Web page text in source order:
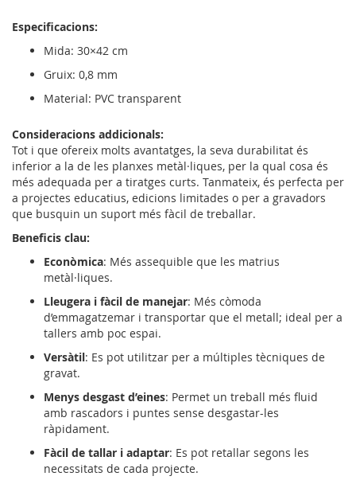
Especificacions:
Mida: 30×42 cm
Gruix: 0,8 mm
Material: PVC transparent
Consideracions addicionals:
Tot i que ofereix molts avantatges, la seva durabilitat és
inferior a la de les planxes metàl·liques, per la qual cosa és
més adequada per a tiratges curts. Tanmateix, és perfecta per
a projectes educatius, edicions limitades o per a gravadors
que busquin un suport més fàcil de treballar.
Beneficis clau:
Econòmica: Més assequible que les matrius
metàl·liques.
Lleugera i fàcil de manejar: Més còmoda
d’emmagatzemar i transportar que el metall; ideal per a
tallers amb poc espai.
Versàtil: Es pot utilitzar per a múltiples tècniques de
gravat.
Menys desgast d’eines: Permet un treball més fluid
amb rascadors i puntes sense desgastar-les
ràpidament.
Fàcil de tallar i adaptar: Es pot retallar segons les
necessitats de cada projecte.